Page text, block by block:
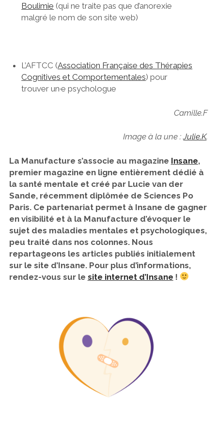
Boulimie (qui ne traite pas que d’anorexie
malgré le nom de son site web)
L’AFTCC (Association Française des Thérapies
Cognitives et Comportementales) pour
trouver un·e psychologue
Camille.F
Image à la une :Julie.K.
La Manufacture s’associe au magazine Insane,
premier magazine en ligne entièrement dédié à
la santé mentale et créé par Lucie van der
Sande, récemment diplômée de Sciences Po
Paris. Ce partenariat permet à Insane de gagner
en visibilité et à la Manufacture d’évoquer le
sujet des maladies mentales et psychologiques,
peu traité dans nos colonnes. Nous
repartageons les articles publiés initialement
sur le site d’Insane. Pour plus d’informations,
rendez-vous sur le site internet d’Insane !